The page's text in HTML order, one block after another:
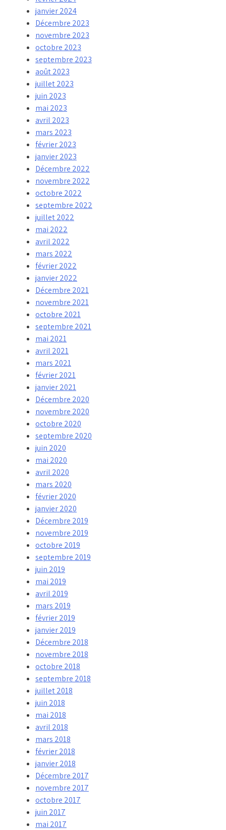
janvier 2024
Décembre 2023
novembre 2023
octobre 2023
septembre 2023
août 2023
juillet 2023
juin 2023
mai 2023
avril 2023
mars 2023
février 2023
janvier 2023
Décembre 2022
novembre 2022
octobre 2022
septembre 2022
juillet 2022
mai 2022
avril 2022
mars 2022
février 2022
janvier 2022
Décembre 2021
novembre 2021
octobre 2021
septembre 2021
mai 2021
avril 2021
mars 2021
février 2021
janvier 2021
Décembre 2020
novembre 2020
octobre 2020
septembre 2020
juin 2020
mai 2020
avril 2020
mars 2020
février 2020
janvier 2020
Décembre 2019
novembre 2019
octobre 2019
septembre 2019
juin 2019
mai 2019
avril 2019
mars 2019
février 2019
janvier 2019
Décembre 2018
novembre 2018
octobre 2018
septembre 2018
juillet 2018
juin 2018
mai 2018
avril 2018
mars 2018
février 2018
janvier 2018
Décembre 2017
novembre 2017
octobre 2017
juin 2017
mai 2017